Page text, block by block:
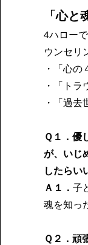
「心と
4ハロー
ウンセリ
・「心の
・「トラ
・「過
Ｑ１．優
が、いじ
したらい
Ａ１．子
魂を知っ
Ｑ２．頑